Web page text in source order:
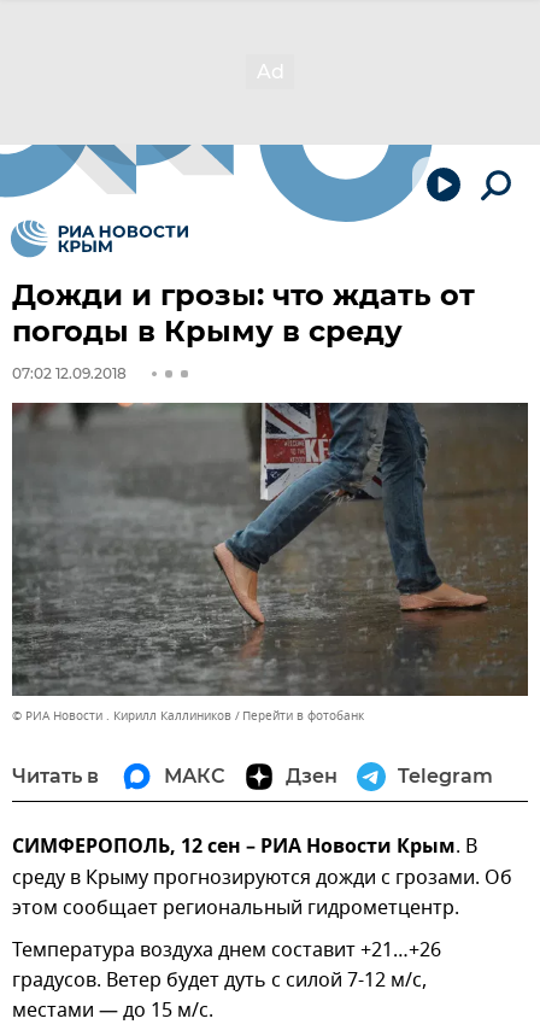
Дожди и грозы: что ждать от
погоды в Крыму в среду
07:02 12.09.2018
© РИА Новости . Кирилл Каллиников Перейти в фотобанк
Читать в МАКС Дзен Telegram
СИМФЕРОПОЛЬ, 12 сен – РИА Новости Крым. В
среду в Крыму прогнозируются дожди с грозами. Об
этом сообщает региональный гидрометцентр.
Температура воздуха днем составит +21…+26
градусов. Ветер будет дуть с силой 7-12 м/с,
местами — до 15 м/с.